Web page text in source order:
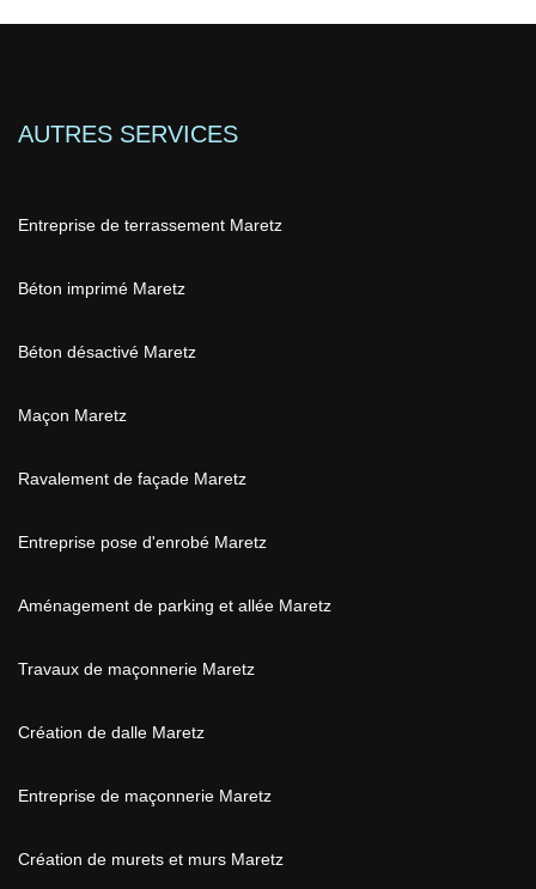
AUTRES SERVICES
Entreprise de terrassement Maretz
Béton imprimé Maretz
Béton désactivé Maretz
Maçon Maretz
Ravalement de façade Maretz
Entreprise pose d'enrobé Maretz
Aménagement de parking et allée Maretz
Travaux de maçonnerie Maretz
Création de dalle Maretz
Entreprise de maçonnerie Maretz
Création de murets et murs Maretz